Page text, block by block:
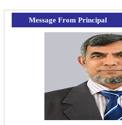
Message From Principal